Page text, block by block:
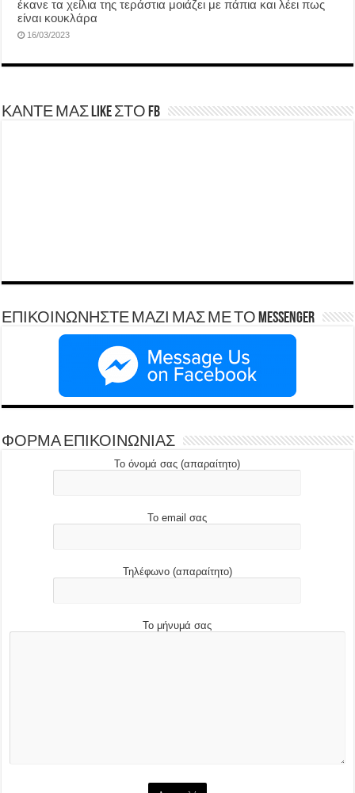
έκανε τα χείλια της τεράστια μοιάζει με πάπια και λέει πως
είναι κουκλάρα
16/03/2023
ΚΑΝΤΕ ΜΑΣ LIKE ΣΤΟ FB
ΕΠΙΚΟΙΝΩΝΗΣΤΕ ΜΑΖΙ ΜΑΣ ΜΕ ΤΟ Messenger
ΦΟΡΜΑ ΕΠΙΚΟΙΝΩΝΙΑΣ
Το όνομά σας (απαραίτητο)
Το email σας
Τηλέφωνο (απαραίτητο)
Το μήνυμά σας